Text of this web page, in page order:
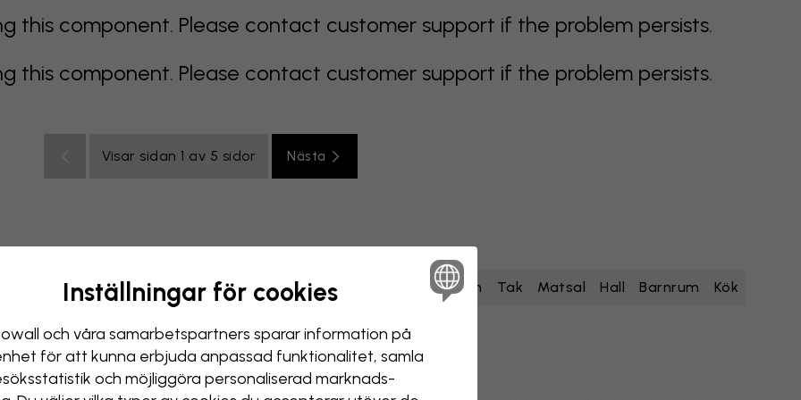
this component. Please contact customer support if the problem persists.
this component. Please contact customer support if the problem persists.
Visar sidan 1 av 5 sidor Nästa
orange rosa lila röd turkos vit gul Sovrum Tak Matsal Hall Barnrum Kök
Inställningar för cookies
och våra samarbets­partners sparar information på
för att kunna erbjuda anpassad funktionalitet, samla
och möjliggöra personaliserad marknads­